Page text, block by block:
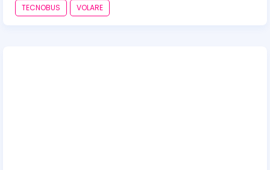
TECNOBUS
VOLARE